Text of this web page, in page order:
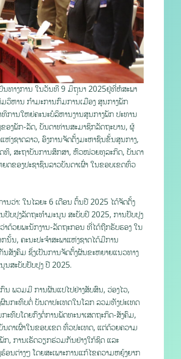
ນທາງການ ໃນວັນທີ 9 ມິຖຸນາ 2025ຢູ່ທີ່ຫໍສະພາ
ວິຫານ ກຳມະການກົມການເມືອງ ສູນກາງພັກ
ການໃຫຍ່ຄະນະບໍລິຫານງານສູນກາງພັກ ປະທານ
ອງພັກ-ລັດ, ບັນດາທ່ານສະມາຊິກລັດຖະບານ, ຜູ້
ຫ່ງຊາດລາວ, ອົງການຈັດຕັ້ງມະຫາຊົນຂັ້ນສູນກາງ,
ທິ, ສະຖາບັນການສຶກສາ, ຫົວໜ່ວຍທຸລະກິດ, ບັນດາ
ດຂອງປະຊາຊົນລາວບັນດາເຜົ່າ ໃນຂອບເຂດທົ່ວ
ວ່າ: ໃນໄລຍະ 6 ເດືອນ ຕົ້ນປີ 2025 ໄດ້ຈັດຕັ້ງ
ປັບປຸງລັດຖະທຳມະນູນ ສະບັບປີ 2025, ການປັບປຸງ
ດ້ວຍພະນັກງານ-ລັດຖະກອນ ທີ່ໄດ້ຖືກຮັບຮອງ ໃນ
ນ, ຄະນະປະຈຳສະພາແຫ່ງຊາດໄດ້ມີການ
ນສັງຄົມ ຊຶ່ງເປັນການຈັດຕັ້ງຜັນຂະຫຍາຍແນວທາງ
ນສະບັບປັບປຸງ ປີ 2025.
ນ ພວມມີ ການຜັນແປໄປຢ່າງສັບສົນ, ວ່ອງໄວ,
ນກະທົບຕໍ່ ບັນດາປະເທດໃນໂລກ ລວມທັງປະເທດ
ະທົບໂດຍກົງຕໍ່ການພັດທະນາເສດຖະກິດ-ສັງຄົມ,
ດາເຜົ່າໃນຂອບເຂດ ທົ່ວປະເທດ, ແຕ່ດ້ວຍຄວາມ
ກ, ການເຮັດວຽກຮ່ວມກັນຢ່າງໃກ້ຊິດ ແລະ
ນຕ່າງໆ ໂດຍສະເພາະການແກ້ໄຂຄວາມຫຍຸ້ງຍາກ